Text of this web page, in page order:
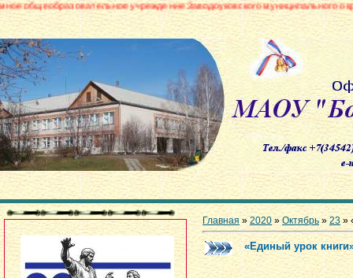
учреждение Заводоуковского муниципального округа
Главная »2020 » Октябрь » 23 »
«Единый урок